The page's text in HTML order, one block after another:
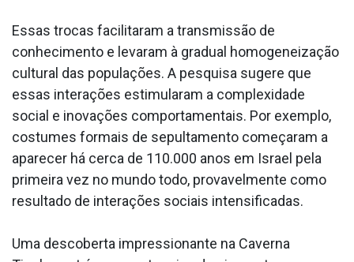
Essas trocas facilitaram a transmissão de
conhecimento e levaram à gradual homogeneização
cultural das populações. A pesquisa sugere que
essas interações estimularam a complexidade
social e inovações comportamentais. Por exemplo,
costumes formais de sepultamento começaram a
aparecer há cerca de 110.000 anos em Israel pela
primeira vez no mundo todo, provavelmente como
resultado de interações sociais intensificadas.
Uma descoberta impressionante na Caverna